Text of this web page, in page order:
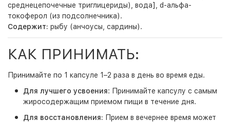
среднецепочечные триглицериды), вода], d-альфа-
токоферол (из подсолнечника).
Содержит: рыбу (анчоусы, сардины).
КАК ПРИНИМАТЬ:
Принимайте по 1 капсуле 1–2 раза в день во время еды.
Для лучшего усвоения: Принимайте капсулу с самым
жиросодержащим приемом пищи в течение дня.
Для восстановления: Прием в вечернее время может